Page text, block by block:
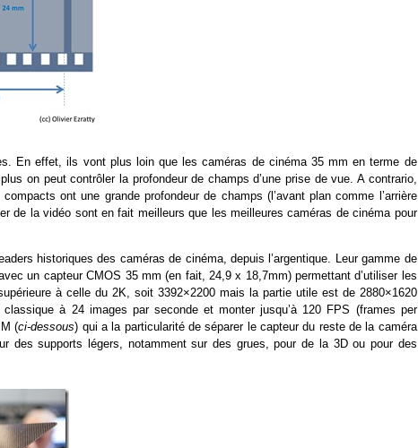
En effet, ils vont plus loin que les caméras de cinéma 35 mm en terme de
on peut contrôler la profondeur de champs d’une prise de vue. A contrario,
ont une grande profondeur de champs (l’avant plan comme l’arrière
de la vidéo sont en fait meilleurs que les meilleures caméras de cinéma pour
historiques des caméras de cinéma, depuis l’argentique. Leur gamme de
un capteur CMOS 35 mm (en fait, 24,9 x 18,7mm) permettant d’utiliser les
à celle du 2K, soit 3392×2200 mais la partie utile est de 2880×1620
à 24 images par seconde et monter jusqu’à 120 FPS (frames per
(ci-dessous) qui a la particularité de séparer le capteur du reste de la caméra
des supports légers, notamment sur des grues, pour de la 3D ou pour des